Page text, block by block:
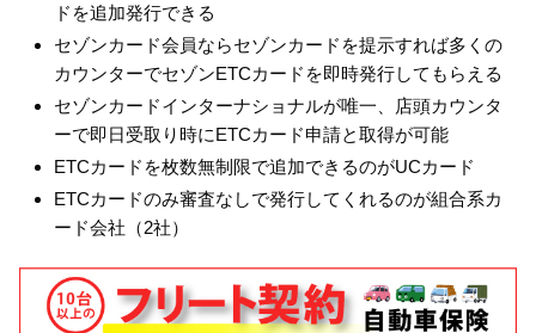
ドを追加発行できる
セゾンカード会員ならセゾンカードを提示すれば多くの
カウンターでセゾンETCカードを即時発行してもらえる
セゾンカードインターナショナルが唯一、店頭カウンタ
ーで即日受取り時にETCカード申請と取得が可能
ETCカードを枚数無制限で追加できるのがUCカード
ETCカードのみ審査なしで発行してくれるのが組合系カ
ード会社（2社）